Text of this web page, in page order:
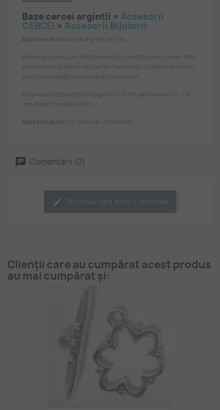
Baze cercei argintii » Accesorii
CERCEI » Accesorii Bijuterii
Baze cercei de culoare argintie, din fier.
Bazele de cercei sunt destinate pentru confecționare cercei, fiind
elementul de prindere de ureche. Pentru a lipi pe platou accesorii,
puteți accesa pagina noastră de cabochoane.
Dimensiuni aproximative: lungime 11 - 12 mm, grosime ac 0,7 - 0.8
mm, diametru platou 6 mm.
Baze cercei preț pe 20 bucăți (10 perechi).
Comentarii (0)
Fii primul care scrie o recenzie
Clienții care au cumpărat acest produs
au mai cumpărat și: